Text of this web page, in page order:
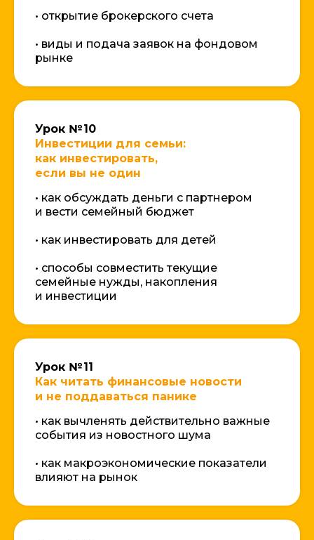
• открытие брокерского счета
• виды и подача заявок на фондовом
рынке
Урок № 10
Инвестиции для семьи:
как инвестировать,
если вы не один
• как обсуждать деньги с партнером
и вести семейный бюджет
• как инвестировать для детей
• способы совместить текущие
семейные нужды, накопления
и инвестиции
Урок № 11
Как читать финансовые новости
и не поддаваться панике
• как вычленять действительно важные
события из новостного шума
• как макроэкономические показатели
влияют на рынок